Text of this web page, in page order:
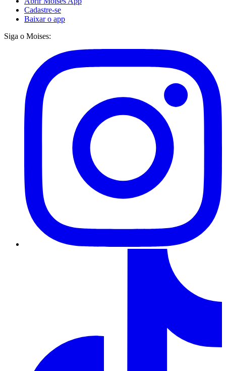
Cadastre-se
Baixar o app
Siga o Moises: